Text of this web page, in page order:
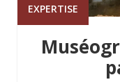
EXPERTISE